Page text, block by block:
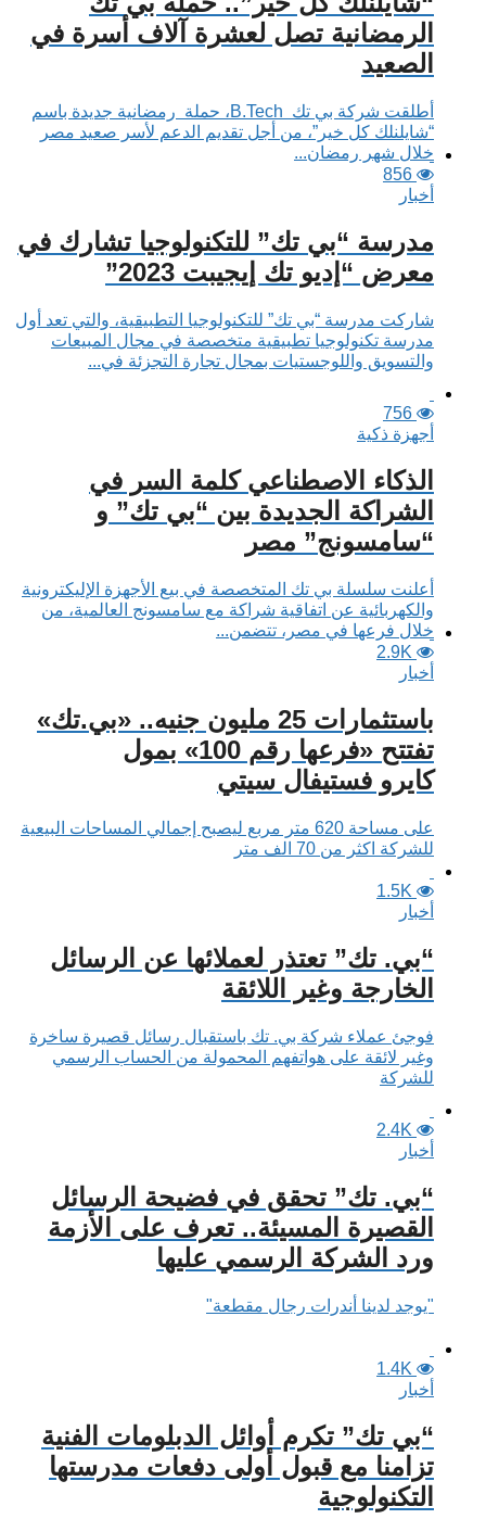
الرمضانية تصل لعشرة آلاف أسرة في
الصعيد
أطلقت شركة بي تك B.Tech، حملة رمضانية جديدة باسم
“شايلنلك كل خير”، من أجل تقديم الدعم لأسر صعيد مصر
خلال شهر رمضان...
856
أخبار
مدرسة “بي تك” للتكنولوجيا تشارك في
معرض “إديو تك إيجيبت 2023”
شاركت مدرسة “بي تك” للتكنولوجيا التطبيقية، والتي تعد أول
مدرسة تكنولوجيا تطبيقية متخصصة في مجال المبيعات
والتسويق واللوجستيات بمجال تجارة التجزئة في...
756
أجهزة ذكية
الذكاء الاصطناعي كلمة السر في
الشراكة الجديدة بين “بي تك” و
“سامسونج” مصر
أعلنت سلسلة بي تك المتخصصة في بيع الأجهزة الإليكترونية
والكهربائية عن اتفاقية شراكة مع سامسونج العالمية، من
خلال فرعها في مصر، تتضمن...
2.9K
أخبار
باستثمارات 25 مليون جنيه.. «بي.تك»
تفتتح «فرعها رقم 100» بمول
كايرو فستيفال سيتي
على مساحة 620 متر مربع ليصبح إجمالي المساحات البيعية
للشركة اكثر من 70 الف متر
1.5K
أخبار
“بي. تك” تعتذر لعملائها عن الرسائل
الخارجة وغير اللائقة
فوجئ عملاء شركة بي. تك باستقبال رسائل قصيرة ساخرة
وغير لائقة على هواتفهم المحمولة من الحساب الرسمي
للشركة
2.4K
أخبار
“بي. تك” تحقق في فضيحة الرسائل
القصيرة المسيئة.. تعرف على الأزمة
ورد الشركة الرسمي عليها
"يوجد لدينا أندرات رجال مقطعة"
1.4K
أخبار
“بي تك” تكرم أوائل الدبلومات الفنية
تزامنا مع قبول أولى دفعات مدرستها
التكنولوجية